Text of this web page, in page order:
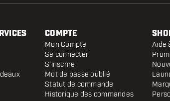
COMPTE
Mon Compte
Se connecter
S'inscrire
Mot de passe oublié
Statut de commande
Historique des commandes
Aide